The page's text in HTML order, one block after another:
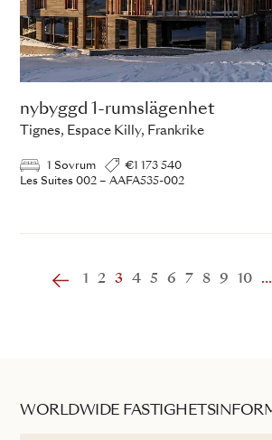
nybyggd 1-rumslägenhet
Tignes, Espace Killy, Frankrike
1 Sovrum
€1 173 540
Les Suites 002 – AAFA535-002
1 2 3 4 5 6 7 8 9 10 ...
WORLDWIDE